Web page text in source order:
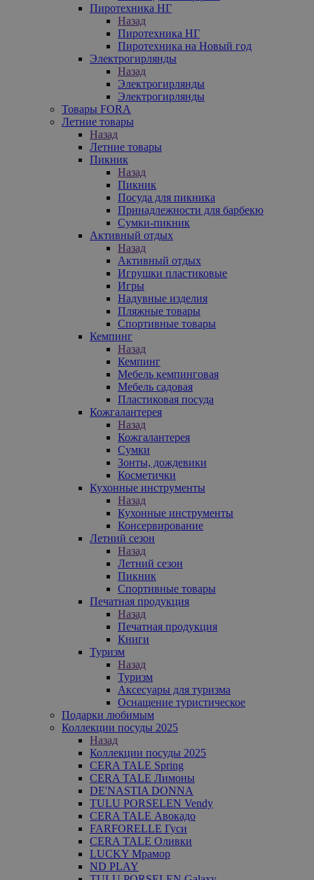
Пиротехника НГ
Назад
Пиротехника НГ
Пиротехника на Новый год
Электрогирлянды
Назад
Электрогирлянды
Электрогирлянды
Товары FORA
Летние товары
Назад
Летние товары
Пикник
Назад
Пикник
Посуда для пикника
Принадлежности для барбекю
Сумки-пикник
Активный отдых
Назад
Активный отдых
Игрушки пластиковые
Игры
Надувные изделия
Пляжные товары
Спортивные товары
Кемпинг
Назад
Кемпинг
Мебель кемпинговая
Мебель садовая
Пластиковая посуда
Кожгалантерея
Назад
Кожгалантерея
Сумки
Зонты, дождевики
Косметички
Кухонные инструменты
Назад
Кухонные инструменты
Консервирование
Летний сезон
Назад
Летний сезон
Пикник
Спортивные товары
Печатная продукция
Назад
Печатная продукция
Книги
Туризм
Назад
Туризм
Аксесуары для туризма
Оснащение туристическое
Подарки любимым
Коллекции посуды 2025
Назад
Коллекции посуды 2025
CERA TALE Spring
CERA TALE Лимоны
DE'NASTIA DONNA
TULU PORSELEN Vendy
CERA TALE Авокадо
FARFORELLE Гуси
CERA TALE Оливки
LUCKY Мрамор
ND PLAY